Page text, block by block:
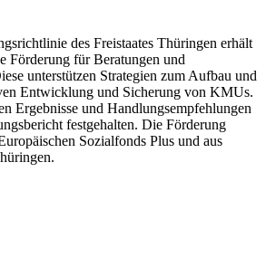
des Freistaates Thüringen erhält
Förderung für Beratungen und
unterstützen Strategien zum Aufbau und
Entwicklung und Sicherung von KMUs.
Ergebnisse und Handlungsempfehlungen
festgehalten. Die Förderung
Sozialfonds Plus und aus